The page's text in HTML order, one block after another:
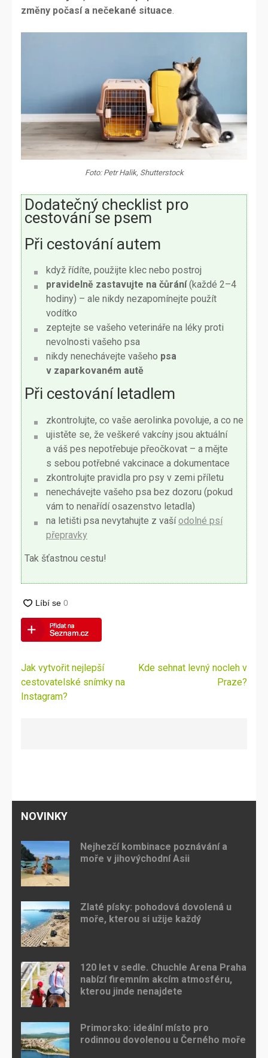
změny počasí a nečekané situace.
Foto: Petr Halik, Shutterstock
Dodatečný checklist pro
cestování se psem
Při cestování autem
když řídíte, použijte klec nebo postroj
pravidelně zastavujte na čůrání(každé 2–4
hodiny) – ale nikdy nezapomínejte použít
vodítko
zeptejte se vašeho veterináře na léky proti
nevolnosti vašeho psa
nikdy nenechávejte vašeho psa
v zaparkovaném autě
Při cestování letadlem
zkontrolujte, co vaše aerolinka povoluje, a co ne
ujistěte se, že veškeré vakcíny jsou aktuální
a váš pes nepotřebuje přeočkovat – a mějte
s sebou potřebné vakcinace a dokumentace
zkontrolujte pravidla pro psy v zemi příletu
nenechávejte vašeho psa bez dozoru (pokud
vám to nenařídí osazenstvo letadla)
na letišti psa nevytahujte z vašíodolné psí
přepravky
Tak šťastnou cestu!
Navigace
pro
příspěvek
Jak vytvořit nejlepší
cestovatelské snímky na
Instagram?
Kde sehnat levný nocleh v
Praze?
NOVINKY
Nejhezčí kombinace poznávání a
moře v jihovýchodní Asii
Zlaté písky: pohodová dovolená u
moře, kterou si užije každý
120 let v sedle. Chuchle Arena Praha
nabízí firemním akcím atmosféru,
kterou jinde nenajdete
Primorsko: ideální místo pro
rodinnou dovolenou u Černého moře